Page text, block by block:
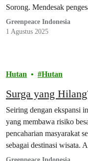
Sorong. Mendesak
Greenpeace Indonesia
1 Agustus 2025
Hutan Hutan
Surga yang
Seiring dengan ekspansi
yang membawa risiko
pencaharian masyarakat
sebagai destinasi wisata.
menyebabkan kerusakan